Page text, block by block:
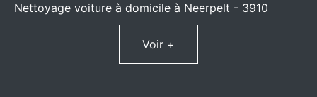
Nettoyage voiture à domicile à Neerpelt - 3910
Voir +